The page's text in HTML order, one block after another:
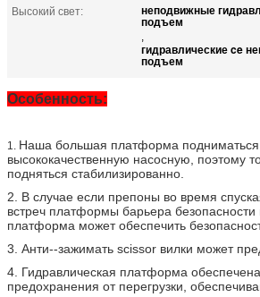
Высокий свет:
неподвижные
подъем
,
гидравлические ce
подъем
Особенность:
1. Наша большая платформа подниматься
высококачественную насосную, поэтому
подняться стабилизированно.
2. В случае если препоны во время
встреч платформы барьера безопасности
платформа может обеспечить
3. Анти--зажимать scissor вилки может
4. Гидравлическая платформа
предохранения от перегрузки,